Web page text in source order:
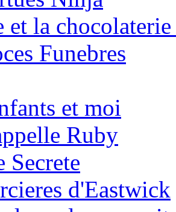
et la
Funebres
et moi
Ruby
Secrete
d'Eastwick